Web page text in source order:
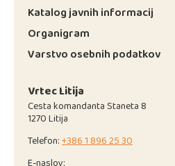
Katalog javnih informacij
Organigram
Varstvo osebnih podatkov
Vrtec Litija
Cesta komandanta Staneta 8
1270 Litija
Telefon: +386 1 896 25 30
E-naslov: